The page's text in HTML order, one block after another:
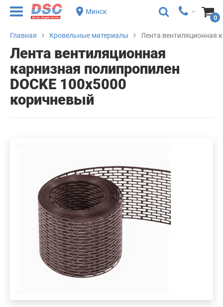
Минск
0
Главная Кровельные материалы Лента вентиляционная
Лента вентиляционная
карнизная полипропилен
DOCKE 100х5000
коричневый